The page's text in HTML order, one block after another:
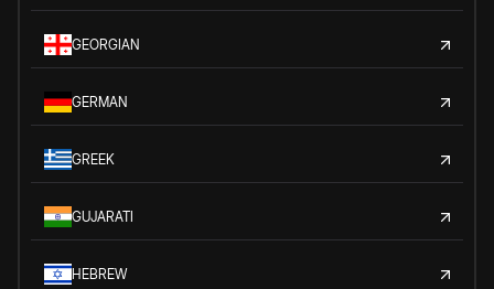
GEORGIAN
GERMAN
GREEK
GUJARATI
HEBREW